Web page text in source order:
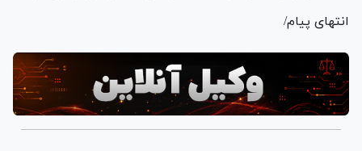
انتهای پیام/